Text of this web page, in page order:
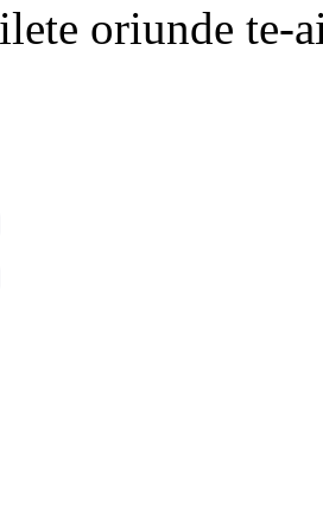
oriunde te-